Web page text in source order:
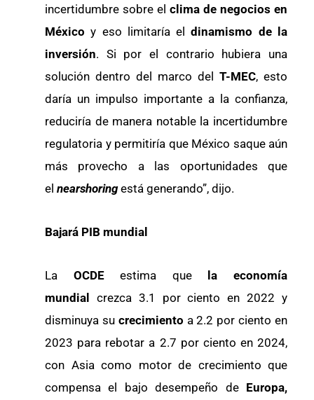
incertidumbre sobre el clima de negocios en
México y eso limitaría eldinamismo de la
inversión. Si por el contrario hubiera una
solución dentro del marco del T-MEC, esto
daría un impulso importante a la confianza,
reduciría de manera notable la incertidumbre
regulatoria y permitiría que México saque aún
más provecho a las oportunidades que
el nearshoringestá generando”, dijo.
Bajará PIB mundial
La OCDEestima que la economía
mundial crezca 3.1 por ciento en 2022 y
disminuya su crecimiento a 2.2 por ciento en
2023 para rebotar a 2.7 por ciento en 2024,
con Asia como motor de crecimiento que
compensa el bajo desempeño de Europa,